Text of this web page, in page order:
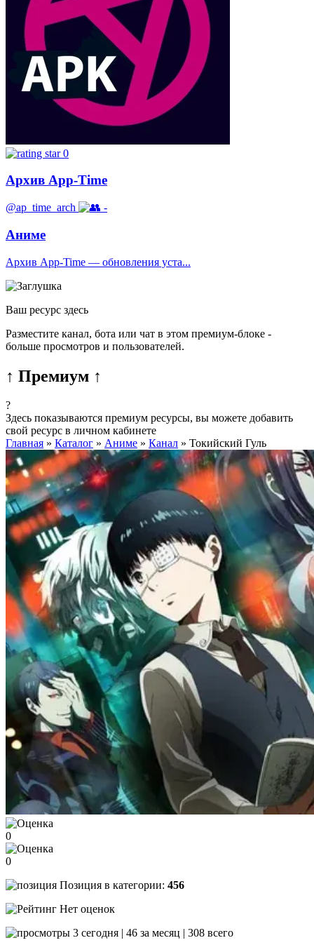
0
Архив App-Time
@ap_time_arch -
Аниме
Архив App-Time — обновления уста...
Ваш ресурс здесь
Разместите канал, бота или чат в этом премиум-блоке -
больше просмотров и пользователей.
↑ Премиум ↑
?
Здесь показываются премиум ресурсы, вы можете добавить
свой ресурс в личном кабинете
Главная » Каталог » Аниме » Канал » Токийский Гуль
0
0
Позиция в категории: 456
Нет оценок
3 сегодня | 46 за месяц | 308 всего